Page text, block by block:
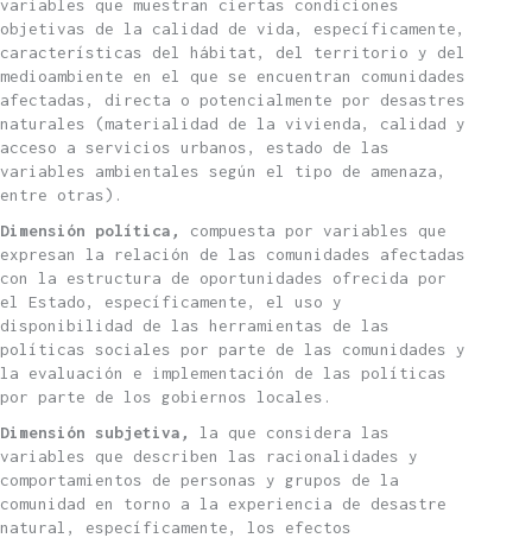
variables que muestran ciertas condiciones
objetivas de la calidad de vida, específicamente,
características del hábitat, del territorio y del
medioambiente en el que se encuentran comunidades
afectadas, directa o potencialmente por desastres
naturales (materialidad de la vivienda, calidad y
acceso a servicios urbanos, estado de las
variables ambientales según el tipo de amenaza,
entre otras).
Dimensión política , compuesta por variables que
expresan la relación de las comunidades afectadas
con la estructura de oportunidades ofrecida por
el Estado, específicamente, el uso y
disponibilidad de las herramientas de las
políticas sociales por parte de las comunidades y
la evaluación e implementación de las políticas
por parte de los gobiernos locales.
Dimensión subjetiva , la que considera las
variables que describen las racionalidades y
comportamientos de personas y grupos de la
comunidad en torno a la experiencia de desastre
natural, específicamente, los efectos